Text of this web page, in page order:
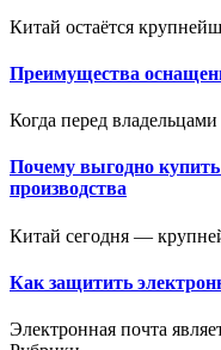
Китай остаётся
Преимущества
Когда перед владельцами
Почему выгодно
производства
Китай сегодня —
Как защитить
Электронная почта